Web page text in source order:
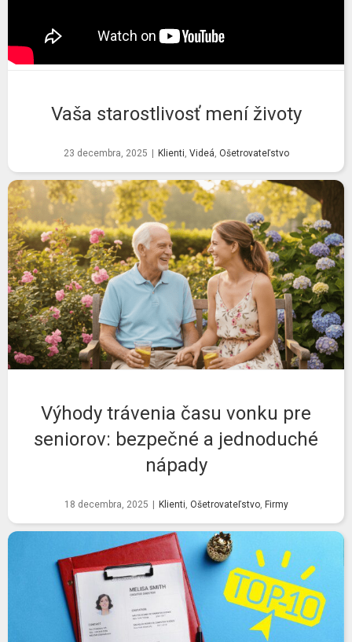
Vaša starostlivosť mení životy
23 decembra, 2025 Klienti, Videá, Ošetrovateľstvo
Výhody trávenia času vonku pre
seniorov: bezpečné a jednoduché
nápady
18 decembra, 2025 Klienti, Ošetrovateľstvo, Firmy